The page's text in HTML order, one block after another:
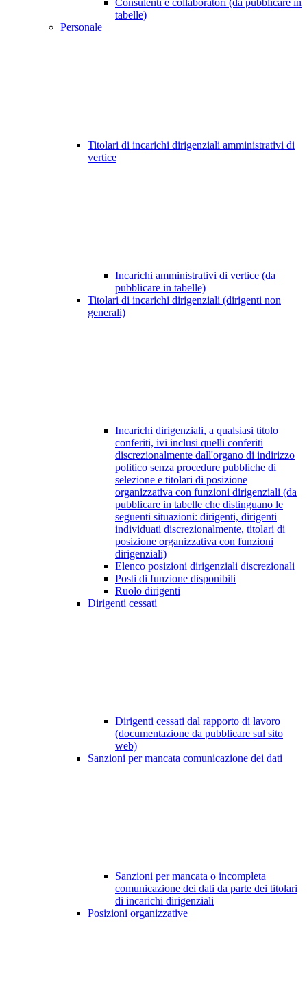
Consulenti e collaboratori (da pubblicare in
tabelle)
Personale
Titolari di incarichi dirigenziali amministrativi di
vertice
Incarichi amministrativi di vertice (da
pubblicare in tabelle)
Titolari di incarichi dirigenziali (dirigenti non
generali)
Incarichi dirigenziali, a qualsiasi titolo
conferiti, ivi inclusi quelli conferiti
discrezionalmente dall'organo di indirizzo
politico senza procedure pubbliche di
selezione e titolari di posizione
organizzativa con funzioni dirigenziali (da
pubblicare in tabelle che distinguano le
seguenti situazioni: dirigenti, dirigenti
individuati discrezionalmente, titolari di
posizione organizzativa con funzioni
dirigenziali)
Elenco posizioni dirigenziali discrezionali
Posti di funzione disponibili
Ruolo dirigenti
Dirigenti cessati
Dirigenti cessati dal rapporto di lavoro
(documentazione da pubblicare sul sito
web)
Sanzioni per mancata comunicazione dei dati
Sanzioni per mancata o incompleta
comunicazione dei dati da parte dei titolari
di incarichi dirigenziali
Posizioni organizzative